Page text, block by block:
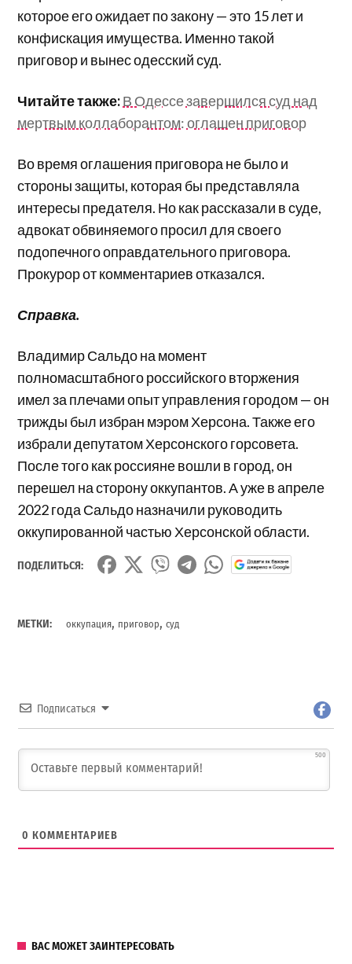
которое его ожидает по закону — это 15 лет и
конфискация имущества. Именно такой
приговор и вынес одесский суд.
Читайте также:В Одессе завершился суд над
мертвым коллаборантом: оглашен приговор
Во время оглашения приговора не было и
стороны защиты, которая бы представляла
интересы предателя. Но как рассказали в суде,
адвокат обвиняемого просил для своего
подопечного оправдательного приговора.
Прокурор от комментариев отказался.
Справка.
Владимир Сальдо на момент
полномасштабного российского вторжения
имел за плечами опыт управления городом — он
трижды был избран мэром Херсона. Также его
избрали депутатом Херсонского горсовета.
После того как россияне вошли в город, он
перешел на сторону оккупантов. А уже в апреле
2022 года Сальдо назначили руководить
оккупированной частью Херсонской области.
ПОДЕЛИТЬСЯ:
МЕТКИ: оккупация, приговор,суд
Подписаться
500
0 КОММЕНТАРИЕВ
ВАС МОЖЕТ ЗАИНТЕРЕСОВАТЬ